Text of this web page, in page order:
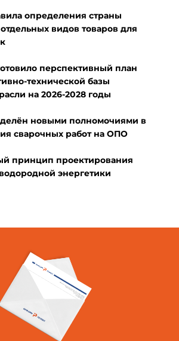
определения страны
видов товаров для
перспективный план
технической базы
на 2026-2028 годы
новыми полномочиями в
сварочных работ на ОПО
принцип проектирования
энергетики